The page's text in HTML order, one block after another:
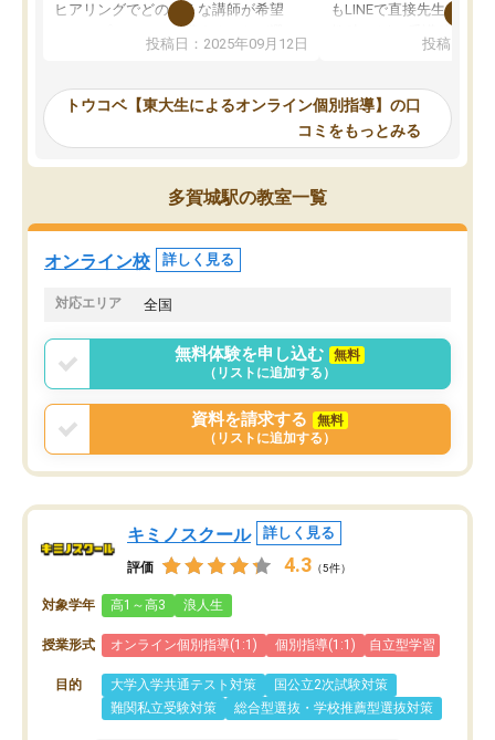
ヒアリングでどのような講師が希望
か、オプションは付帯するかなど選ぶ
事が出来ました。
ーティングを行い、その講師で良いか
見てから講師を決定する事ができま
す。
うちの子は、初回面談の講師の方で決
オンラインツールを使用した単語帳の
共有があり宿題もそちらで出される形
でした。
言う事で講師変更の申し出があり、あ
まりに短期での変更だった為、塾に通
う事にして退会しました。遅れも取り
戻せ、授業内容や講師の方は良かった
と思います。
投稿日：2025年09月12日
もLINEで直接先生に質問
めれるので、個人に合
いなのがあり(有料)、受
ことをどんなスケジュー
くか相談したのですが、
ち期待したものではなく
くなってきたようなので
投稿日：
トウコベ【東大生によるオンライン個別指導】の口
コミをもっとみる
多賀城駅の教室一覧
オンライン校 詳しく見る
対応エリア 全国
無料体験を申し込む
無料
（リストに追加する）
資料を請求する
無料
（リストに追加する）
キミノスクール 詳しく見る
評価 4.3 （5件）
対象学年 高1～高3 浪人生
授業形式 オンライン個別指導(1:1) 個別指導(1:1) 自立型学習
目的 大学入学共通テスト対策
国公立2次試験対策
難関私立受験対策
総合型選抜・学校推薦型選抜対策